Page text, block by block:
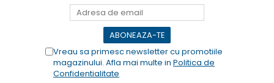
Vreau sa primesc newsletter cu promotiile
magazinului. Afla mai multe in Politica de
Confidentialitate